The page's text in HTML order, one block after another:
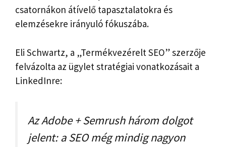
csatornákon átívelő tapasztalatokra és
elemzésekre irányuló fókuszába.
Eli Schwartz, a „Termékvezérelt SEO” szerzője
felvázolta az ügylet stratégiai vonatkozásait a
LinkedInre:
Az Adobe + Semrush három dolgot
jelent: a SEO még mindig nagyon